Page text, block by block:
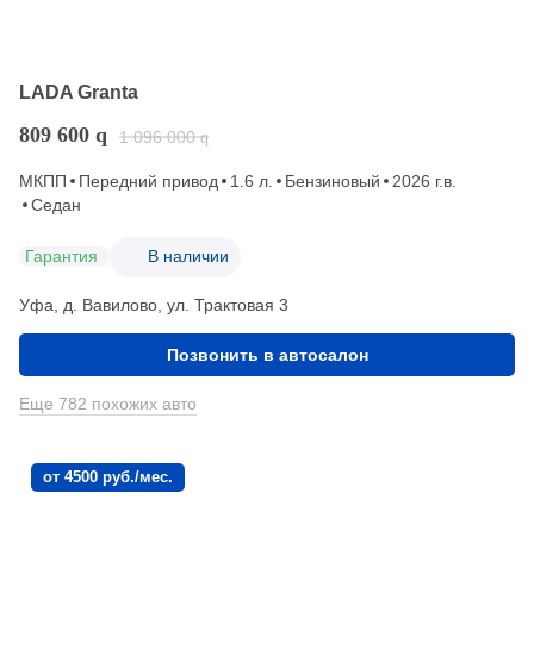
LADA Granta
809 600 q 1 096 000 q
МКПП Передний привод 1.6 л. Бензиновый
2026 г.в.
Седан
Гарантия В наличии
Уфа, д. Вавилово, ул. Трактовая 3
Позвонить в автосалон
Еще 782 похожих авто
от 4500 руб./мес.